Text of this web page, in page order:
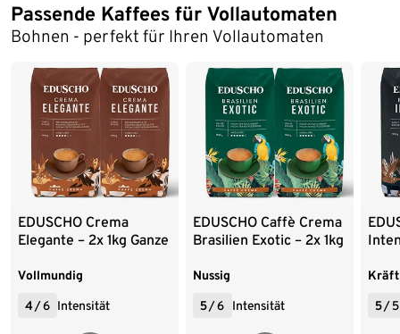
Passende Kaffees für Vollautomaten
Bohnen - perfekt für Ihren Vollautomaten
EDUSCHO Crema
Elegante – 2x 1kg Ganze
Vollmundig
4/6 Intensität
EDUSCHO Caffè Crema
Brasilien Exotic – 2x 1kg
Nussig
5/6 Intensität 5/5
Ende der Auflistung